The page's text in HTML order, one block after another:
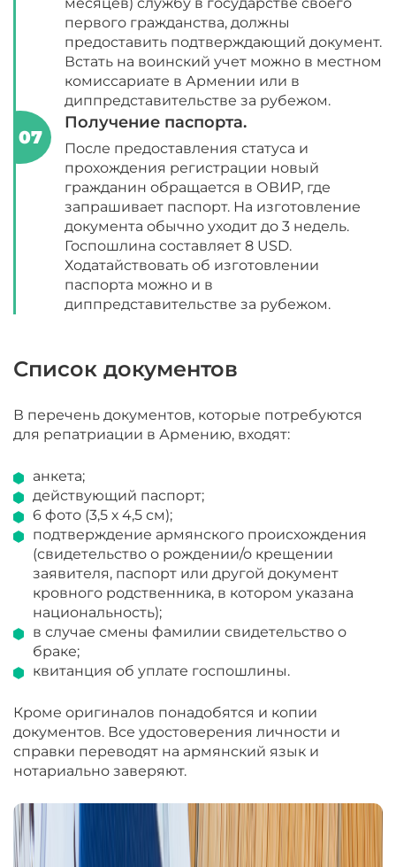
первого гражданства, должны
предоставить подтверждающий документ.
Встать на воинский учет можно в местном
комиссариате в Армении или в
диппредставительстве за рубежом.
Получение паспорта.
После предоставления статуса и
прохождения регистрации новый
гражданин обращается в ОВИР, где
запрашивает паспорт. На изготовление
документа обычно уходит до 3 недель.
Госпошлина составляет 8 USD.
Ходатайствовать об изготовлении
паспорта можно и в
диппредставительстве за рубежом.
Список документов
В перечень документов, которые потребуются
для репатриации в Армению, входят:
анкета;
действующий паспорт;
6 фото (3,5 х 4,5 см);
подтверждение армянского происхождения
(свидетельство о рождении/о крещении
заявителя, паспорт или другой документ
кровного родственника, в котором указана
национальность);
в случае смены фамилии свидетельство о
браке;
квитанция об уплате госпошлины.
Кроме оригиналов понадобятся и копии
документов. Все удостоверения личности и
справки переводят на армянский язык и
нотариально заверяют.